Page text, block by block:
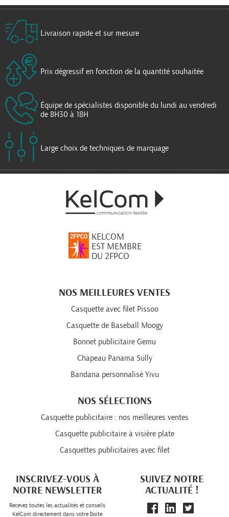
Livraison rapide et sur mesure
Prix dégressif en fonction de la quantité souhaitée
Équipe de spécialistes disponible du lundi au vendredi
de 8H30 à 18H
Large choix de techniques de marquage
KELCOM
EST MEMBRE
DU 2FPCO
NOS MEILLEURES VENTES
Casquette avec filet Pissoo
Casquette de Baseball Moogy
Bonnet publicitaire Gemu
Chapeau Panama Sully
Bandana personnalisé Yivu
NOS SÉLECTIONS
Casquette publicitaire : nos meilleures ventes
Casquette publicitaire à visière plate
Casquettes publicitaires avec filet
INSCRIVEZ-VOUS À
NOTRE NEWSLETTER
Recevez toutes les actualités et conseils
KelCom directement dans votre boite
SUIVEZ NOTRE
ACTUALITÉ !